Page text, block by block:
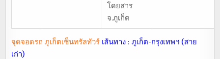
โดยสาร
จ.ภูเก็ต
จุดจอดรถ ภูเก็ตเซ็นทรัลทัวร์ เส้นทาง : ภูเก็ต-กรุงเทพฯ (สาย
เก่า)